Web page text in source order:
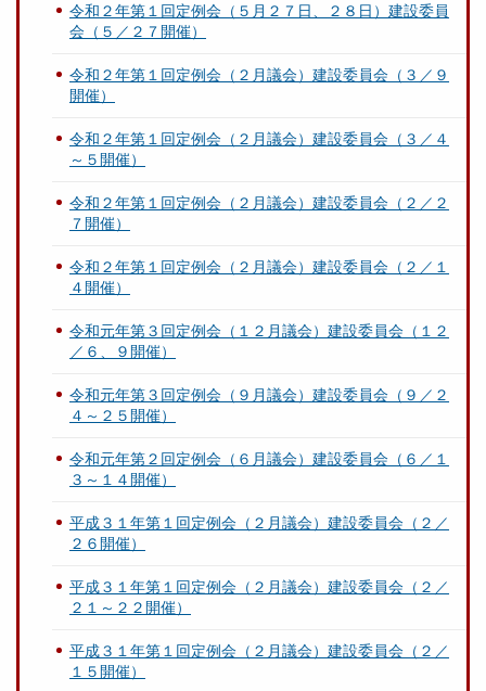
令和２年第１回定例会（５月２７日、２８日）建設委員
会（５／２７開催）
令和２年第１回定例会（２月議会）建設委員会（３／９
開催）
令和２年第１回定例会（２月議会）建設委員会（３／４
～５開催）
令和２年第１回定例会（２月議会）建設委員会（２／２
７開催）
令和２年第１回定例会（２月議会）建設委員会（２／１
４開催）
令和元年第３回定例会（１２月議会）建設委員会（１２
／６、９開催）
令和元年第３回定例会（９月議会）建設委員会（９／２
４～２５開催）
令和元年第２回定例会（６月議会）建設委員会（６／１
３～１４開催）
平成３１年第１回定例会（２月議会）建設委員会（２／
２６開催）
平成３１年第１回定例会（２月議会）建設委員会（２／
２１～２２開催）
平成３１年第１回定例会（２月議会）建設委員会（２／
１５開催）